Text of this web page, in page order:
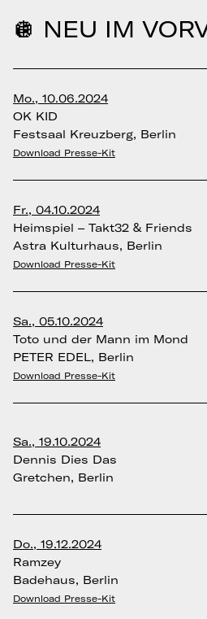
🪩 NEU IM
Mo., 10.06.2024
OK KID
Festsaal Kreuzberg, Berlin
Download Presse-Kit
Fr., 04.10.2024
Heimspiel – Takt32 & Friends
Astra Kulturhaus, Berlin
Download Presse-Kit
Sa., 05.10.2024
Toto und der Mann im Mond
PETER EDEL, Berlin
Download Presse-Kit
Sa., 19.10.2024
Dennis Dies Das
Gretchen, Berlin
Do., 19.12.2024
Ramzey
Badehaus, Berlin
Download Presse-Kit